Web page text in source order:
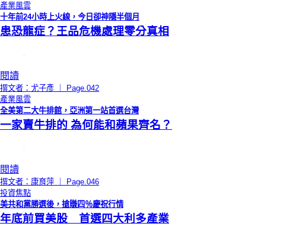
產業風雲
十年前24小時上火線，今日卻神隱半個月
患恐龍症？王品危機處理零分真相
閱讀
撰文者：尤子彥 ｜ Page.042
產業風雲
全美第二大牛排館，亞洲第一站首選台灣
一家賣牛排的 為何能和蘋果齊名？
閱讀
撰文者：康育萍 ｜ Page.046
投資焦點
美共和黨勝選後，搶賺四％慶祝行情
年底前買美股 首選四大利多產業